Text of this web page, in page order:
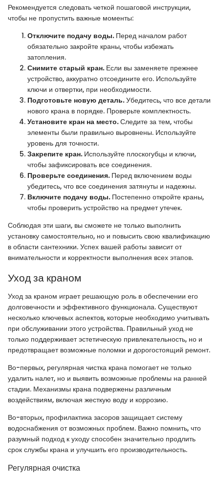
Рекомендуется следовать четкой пошаговой инструкции,
чтобы не пропустить важные моменты:
Отключите подачу воды.Перед началом работ
обязательно закройте краны, чтобы избежать
затопления.
Снимите старый кран.Если вы заменяете прежнее
устройство, аккуратно отсоедините его. Используйте
ключи и отвертки, при необходимости.
Подготовьте новую деталь.Убедитесь, что все детали
нового крана в порядке. Проверьте комплектность.
Установите кран на место.Следите за тем, чтобы
элементы были правильно выровнены. Используйте
уровень для точности.
Закрепите кран.Используйте плоскогубцы и ключи,
чтобы зафиксировать все соединения.
Проверьте соединения.Перед включением воды
убедитесь, что все соединения затянуты и надежны.
Включите подачу воды.Постепенно откройте краны,
чтобы проверить устройство на предмет утечек.
Соблюдая эти шаги, вы сможете не только выполнить
установку самостоятельно, но и повысить свою квалификацию
в области сантехники. Успех вашей работы зависит от
внимательности и корректности выполнения всех этапов.
Уход за краном
Уход за краном играет решающую роль в обеспечении его
долговечности и эффективного функционала. Существуют
несколько ключевых аспектов, которые необходимо учитывать
при обслуживании этого устройства. Правильный уход не
только поддерживает эстетическую привлекательность, но и
предотвращает возможные поломки и дорогостоящий ремонт.
Во-первых, регулярная чистка крана помогает не только
удалить налет, но и выявить возможные проблемы на ранней
стадии. Механизмы крана подвержены различным
воздействиям, включая жесткую воду и коррозию.
Во-вторых, профилактика засоров защищает систему
водоснабжения от возможных проблем. Важно помнить, что
разумный подход к уходу способен значительно продлить
срок службы крана и улучшить его производительность.
Регулярная очистка